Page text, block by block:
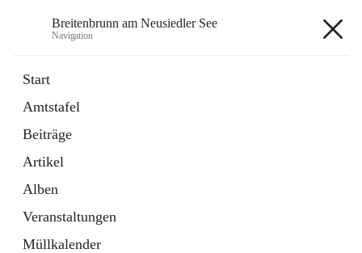
Breitenbrunn am Neusiedler See
Navigation
Start
Amtstafel
Beiträge
Artikel
Alben
Veranstaltungen
Müllkalender
18 Schnellzugriffe
Gemeindeservice